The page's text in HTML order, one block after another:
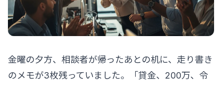
金曜の夕方、相談者が帰ったあとの机に、走り書き
のメモが3枚残っていました。「貸金、200万、令